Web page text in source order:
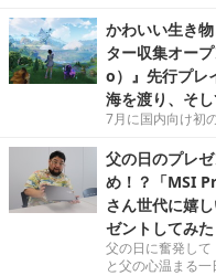
かわいい生き
ター収集オー
o）』先行プレ
海を渡り、そ
7月に国内向け初
父の日のプレ
め！？「MSI
さん世代に嬉
ゼントしてみた
父の日に奮発し
と父の心温まる一